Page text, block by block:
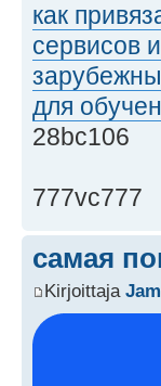
как
сервисов
для
28bc106
777vc777
самая
Kirjoittaja